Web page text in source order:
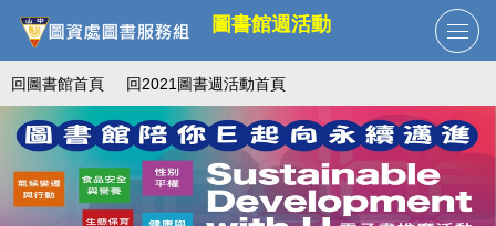
跳
要
內
容
區
圖書館週活動
回圖書館首頁 回2021圖書週活動首頁